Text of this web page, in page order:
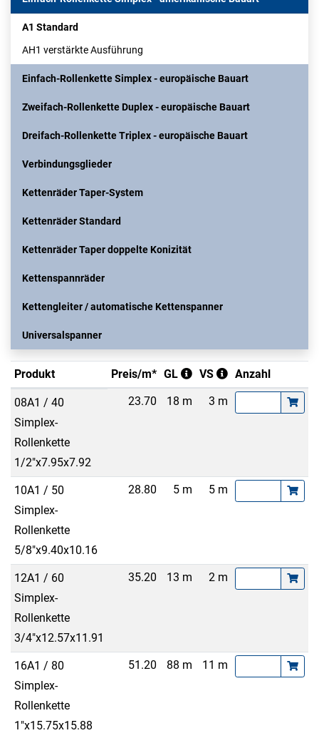
A1 Standard
AH1 verstärkte Ausführung
Einfach-Rollenkette Simplex - europäische Bauart
Zweifach-Rollenkette Duplex - europäische Bauart
Dreifach-Rollenkette Triplex - europäische Bauart
Verbindungsglieder
Kettenräder Taper-System
Kettenräder Standard
Kettenräder Taper doppelte Konizität
Kettenspannräder
Kettengleiter / automatische Kettenspanner
Universalspanner
Produkt Preis/m* GL VS Anzahl
08A1 / 40
Simplex-
Rollenkette
1/2"x7.95x7.92
23.70 18 m 3 m
10A1 / 50
Simplex-
Rollenkette
5/8"x9.40x10.16
28.80 5 m 5 m
12A1 / 60
Simplex-
Rollenkette
3/4"x12.57x11.91
35.20 13 m 2 m
16A1 / 80
Simplex-
Rollenkette
1"x15.75x15.88
51.20 88 m 11 m